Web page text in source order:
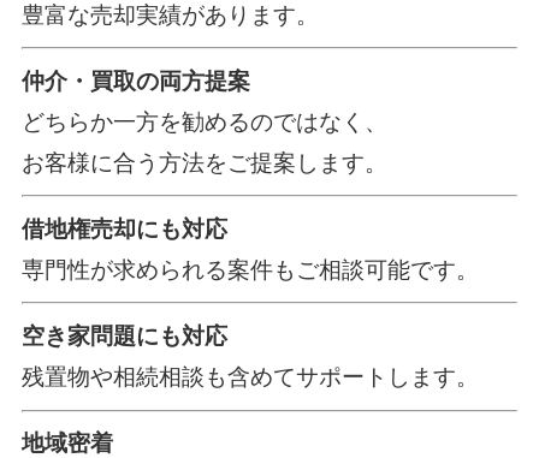
豊富な売却実績があります。
仲介・買取の両方提案
どちらか一方を勧めるのではなく、
お客様に合う方法をご提案します。
借地権売却にも対応
専門性が求められる案件もご相談可能です。
空き家問題にも対応
残置物や相続相談も含めてサポートします。
地域密着